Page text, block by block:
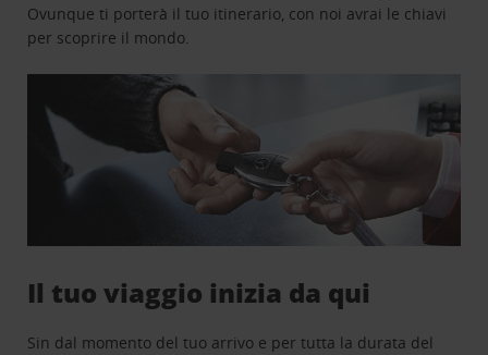
Ovunque ti porterà il tuo itinerario, con noi avrai le chiavi
per scoprire il mondo.
Il tuo viaggio inizia da qui
Sin dal momento del tuo arrivo e per tutta la durata del